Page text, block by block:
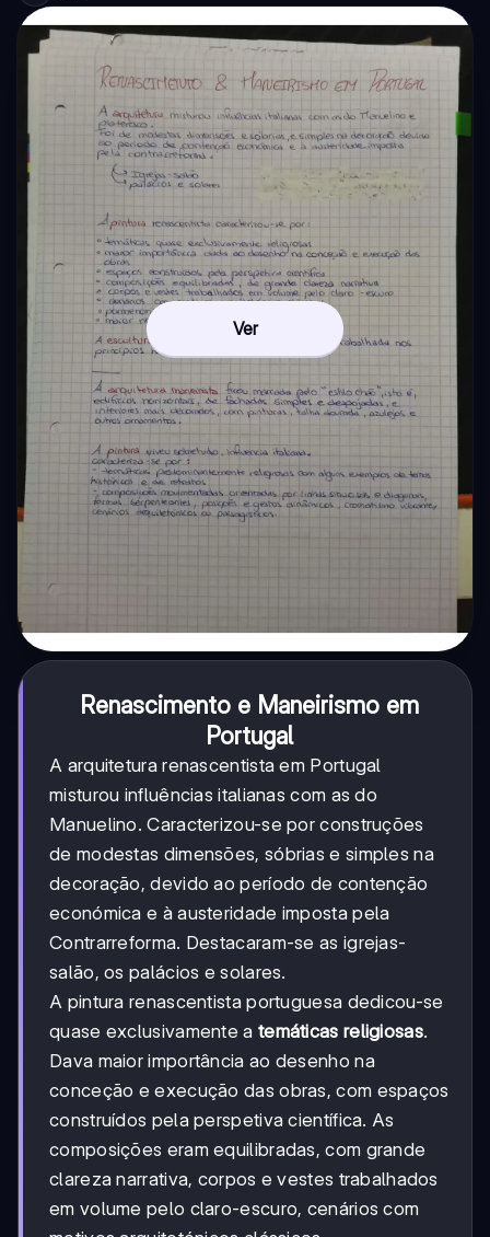
Ver
Renascimento e Maneirismo em
Portugal
A arquitetura renascentista em Portugal
misturou influências italianas com as do
Manuelino. Caracterizou-se por construções
de modestas dimensões, sóbrias e simples na
decoração, devido ao período de contenção
económica e à austeridade imposta pela
Contrarreforma. Destacaram-se as igrejas-
salão, os palácios e solares.
A pintura renascentista portuguesa dedicou-se
quase exclusivamente a temáticas religiosas.
Dava maior importância ao desenho na
conceção e execução das obras, com espaços
construídos pela perspetiva científica. As
composições eram equilibradas, com grande
clareza narrativa, corpos e vestes trabalhados
em volume pelo claro-escuro, cenários com